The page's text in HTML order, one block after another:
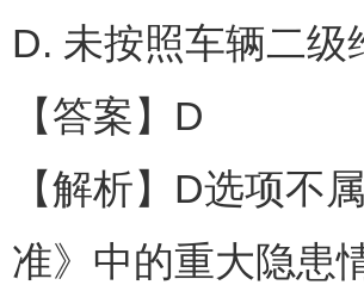
D. 未按照车辆二
【答案】D
【解析】D选项不
准》中的重大隐患